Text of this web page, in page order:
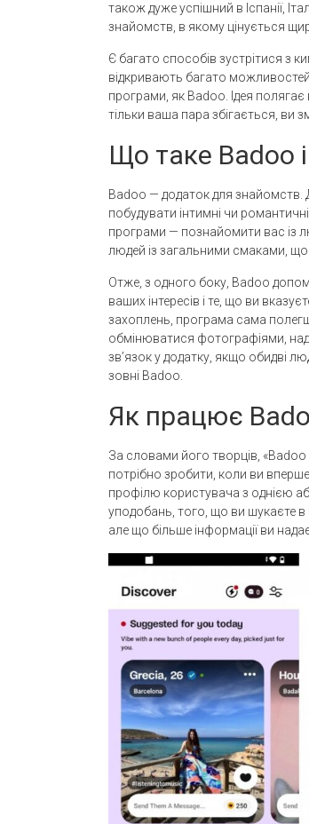
також дуже успішний в Іспанії,
знайомств, в якому цінується
Є багато способів зустрітися з
відкривають багато
програми, як Badoo. Ідея
тільки ваша пара збігається, ви
Що таке Badoo
Badoo — додаток для знайомств.
побудувати інтимні чи
програми — познайомити вас із
людей із загальними смаками,
Отже, з одного боку, Badoo
ваших інтересів і те, що ви
захоплень, програма сама
обмінюватися фотографіями,
зв’язок у додатку, якщо обидві
зовні Badoo.
Як працює
За словами його творців,
потрібно зробити, коли ви
профілю користувача з однією
уподобань, того, що ви шукаєте в
але що більше інформації ви